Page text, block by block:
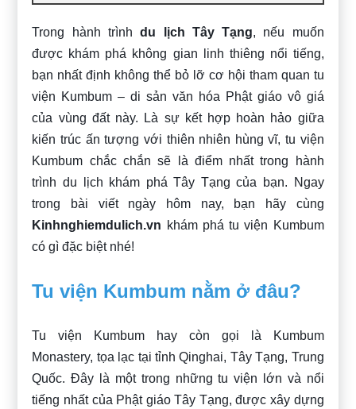
Trong hành trìnhdu lịch Tây Tạng, nếu muốn
được khám phá không gian linh thiêng nổi tiếng,
bạn nhất định không thể bỏ lỡ cơ hội tham quan tu
viện Kumbum – di sản văn hóa Phật giáo vô giá
của vùng đất này. Là sự kết hợp hoàn hảo giữa
kiến trúc ấn tượng với thiên nhiên hùng vĩ, tu viện
Kumbum chắc chắn sẽ là điểm nhất trong hành
trình du lịch khám phá Tây Tạng của bạn. Ngay
trong bài viết ngày hôm nay, bạn hãy cùng
Kinhnghiemdulich.vn khám phá tu viện Kumbum
có gì đặc biệt nhé!
Tu viện Kumbum nằm ở đâu?
Tu viện Kumbum hay còn gọi là Kumbum
Monastery, tọa lạc tại tỉnh Qinghai, Tây Tạng, Trung
Quốc. Đây là một trong những tu viện lớn và nổi
tiếng nhất của Phật giáo Tây Tạng, được xây dựng